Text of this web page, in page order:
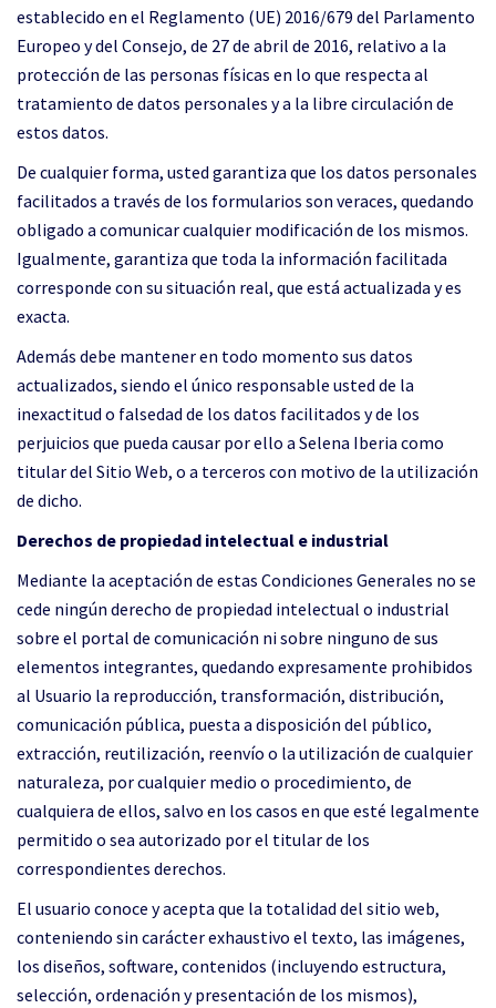
establecido en el Reglamento (UE) 2016/679 del Parlamento
Europeo y del Consejo, de 27 de abril de 2016, relativo a la
protección de las personas físicas en lo que respecta al
tratamiento de datos personales y a la libre circulación de
estos datos.
De cualquier forma, usted garantiza que los datos personales
facilitados a través de los formularios son veraces, quedando
obligado a comunicar cualquier modificación de los mismos.
Igualmente, garantiza que toda la información facilitada
corresponde con su situación real, que está actualizada y es
exacta.
Además debe mantener en todo momento sus datos
actualizados, siendo el único responsable usted de la
inexactitud o falsedad de los datos facilitados y de los
perjuicios que pueda causar por ello a Selena Iberia como
titular del Sitio Web, o a terceros con motivo de la utilización
de dicho.
Derechos de propiedad intelectual e industrial
Mediante la aceptación de estas Condiciones Generales no se
cede ningún derecho de propiedad intelectual o industrial
sobre el portal de comunicación ni sobre ninguno de sus
elementos integrantes, quedando expresamente prohibidos
al Usuario la reproducción, transformación, distribución,
comunicación pública, puesta a disposición del público,
extracción, reutilización, reenvío o la utilización de cualquier
naturaleza, por cualquier medio o procedimiento, de
cualquiera de ellos, salvo en los casos en que esté legalmente
permitido o sea autorizado por el titular de los
correspondientes derechos.
El usuario conoce y acepta que la totalidad del sitio web,
conteniendo sin carácter exhaustivo el texto, las imágenes,
los diseños, software, contenidos (incluyendo estructura,
selección, ordenación y presentación de los mismos),